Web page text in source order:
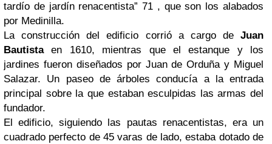
tardío de jardín renacentista” 71 , que son los alabados
por Medinilla.
La construcción del edificio corrió a cargo de Juan
Bautistaen 1610, mientras que el estanque y los
jardines fueron diseñados por Juan de Orduña y Miguel
Salazar. Un paseo de árboles conducía a la entrada
principal sobre la que estaban esculpidas las armas del
fundador.
El edificio, siguiendo las pautas renacentistas, era un
cuadrado perfecto de 45 varas de lado, estaba dotado de